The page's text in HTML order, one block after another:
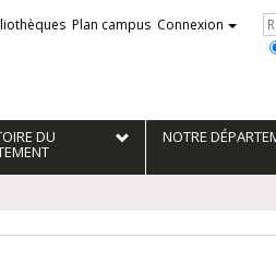
Plan campus Connexion
DU NOTRE